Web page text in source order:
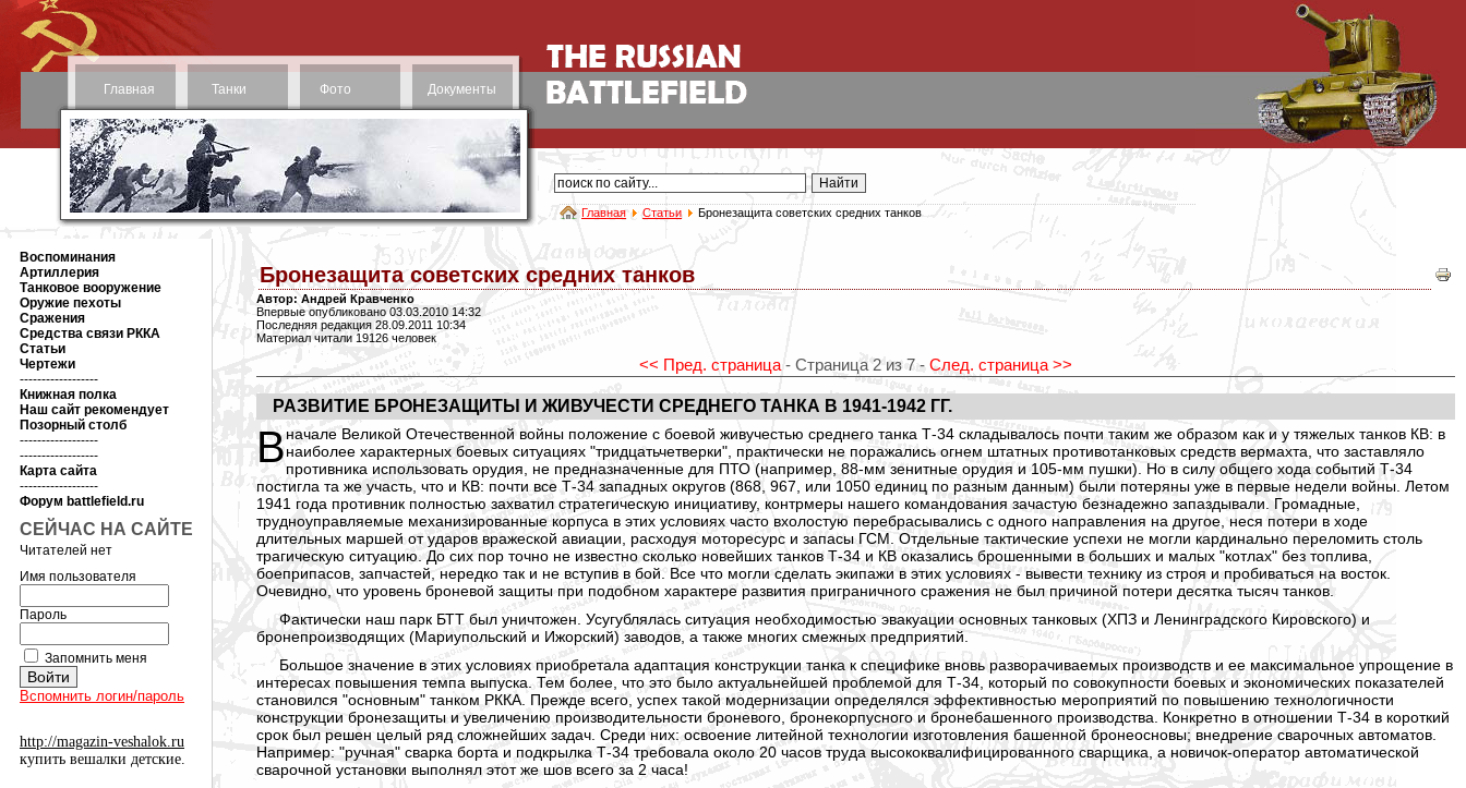
Главная Танки Фото Документы
Главная Статьи Бронезащита советских средних танков
Воспоминания
Артиллерия
Танковое вооружение
Оружие пехоты
Сражения
Средства связи РККА
Статьи
Чертежи
------------------
Книжная полка
Наш сайт рекомендует
Позорный столб
------------------
------------------
Карта сайта
------------------
Форум battlefield.ru
СЕЙЧАС НА САЙТЕ
Читателей нет
Имя пользователя
Пароль
Запомнить меня
Вспомнить логин/пароль
http://magazin-veshalok.ru
купить вешалки детские.
Бронезащита советских средних танков
Автор: Андрей Кравченко
Впервые опубликовано 03.03.2010 14:32
Последняя редакция 28.09.2011 10:34
Материал читали 19126 человек
<< Пред. страница - Страница 2 из 7 - След. страница >>
РАЗВИТИЕ БРОНЕЗАЩИТЫ И ЖИВУЧЕСТИ СРЕДНЕГО ТАНКА В 1941-1942 ГГ.
В начале Великой Отечественной войны положение с боевой живучестью среднего танка Т-34 складывалось почти таким же образом как и у тяжелых танков КВ: внаиболее характерных боевых ситуациях "тридцатьчетверки", практически не поражались огнем штатных противотанковых средств вермахта, что заставляло
противника использовать орудия, не предназначенные для ПТО (например, 88-мм зенитные орудия и 105-мм пушки). Но в силу общего хода событий Т-34
постигла та же участь, что и КВ: почти все Т-34 западных округов (868, 967, или 1050 единиц по разным данным) были потеряны уже в первые недели войны. Летом
1941 года противник полностью захватил стратегическую инициативу, контрмеры нашего командования зачастую безнадежно запаздывали. Громадные,
трудноуправляемые механизированные корпуса в этих условиях часто вхолостую перебрасывались с одного направления на другое, неся потери в ходе
длительных маршей от ударов вражеской авиации, расходуя моторесурс и запасы ГСМ. Отдельные тактические успехи не могли кардинально переломить столь
трагическую ситуацию. До сих пор точно не известно сколько новейших танков Т-34 и КВ оказались брошенными в больших и малых "котлах" без топлива,
боеприпасов, запчастей, нередко так и не вступив в бой. Все что могли сделать экипажи в этих условиях - вывести технику из строя и пробиваться на восток.
Очевидно, что уровень броневой защиты при подобном характере развития приграничного сражения не был причиной потери десятка тысяч танков.
Фактически наш парк БТТ был уничтожен. Усугублялась ситуация необходимостью эвакуации основных танковых (ХПЗ и Ленинградского Кировского) и
бронепроизводящих (Мариупольский и Ижорский) заводов, а также многих смежных предприятий.
Большое значение в этих условиях приобретала адаптация конструкции танка к специфике вновь разворачиваемых производств и ее максимальное упрощение в
интересах повышения темпа выпуска. Тем более, что это было актуальнейшей проблемой для Т-34, который по совокупности боевых и экономических показателей
становился "основным" танком РККА. Прежде всего, успех такой модернизации определялся эффективностью мероприятий по повышению технологичности
конструкции бронезащиты и увеличению производительности броневого, бронекорпусного и бронебашенного производства. Конкретно в отношении Т-34 в короткий
срок был решен целый ряд сложнейших задач. Среди них: освоение литейной технологии изготовления башенной бронеосновы; внедрение сварочных автоматов.
Например: "ручная" сварка борта и подкрылка Т-34 требовала около 20 часов труда высококвалифицированного сварщика, а новичок-оператор автоматической
сварочной установки выполнял этот же шов всего за 2 часа!